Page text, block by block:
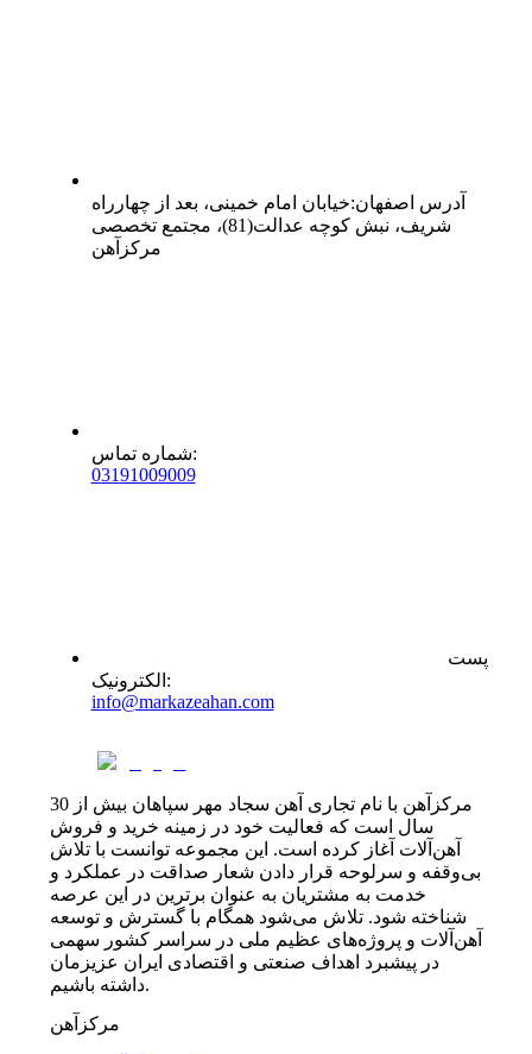
آدرس اصفهان:خیابان امام خمینی، بعد از چهارراه
شریف، نبش کوچه عدالت(81)، مجتمع تخصصی
مرکزآهن
شماره تماس:
03191009009
پست
الکترونیک :
info@markazeahan.com
مرکزآهن با نام تجاری آهن سجاد مهر سپاهان بیش از 30
سال است که فعالیت خود در زمینه خرید و فروش
آهن‌آلات آغاز کرده است. این مجموعه توانست با تلاش
بی‌وقفه و سرلوحه قرار دادن شعار صداقت در عملکرد و
خدمت به مشتریان به عنوان برترین در این عرصه
شناخته شود. تلاش می‌شود همگام با گسترش و توسعه
آهن‌آلات و پروژه‌های عظیم ملی در سراسر کشور سهمی
در پیشبرد اهداف صنعتی و اقتصادی ایران عزیزمان
داشته باشیم.
مرکزآهن